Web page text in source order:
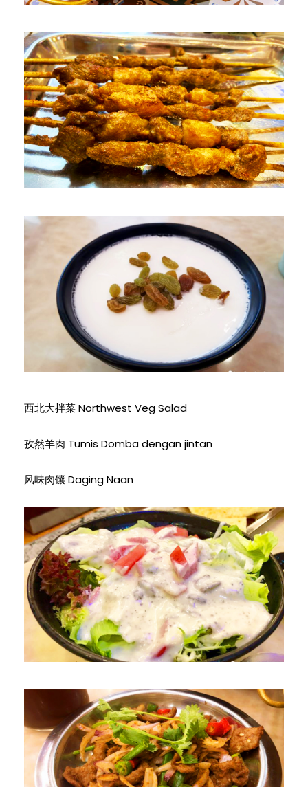
西北大拌菜 Northwest Veg Salad
孜然羊肉 Tumis Domba dengan jintan
风味肉馕 Daging Naan